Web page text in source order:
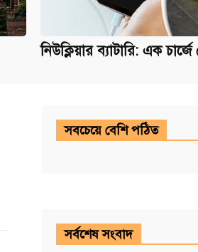
নিউক্লিয়ার ব্যাটারি: এক
সবচেয়ে বেশি পঠিত
সর্বশেষ সংবাদ